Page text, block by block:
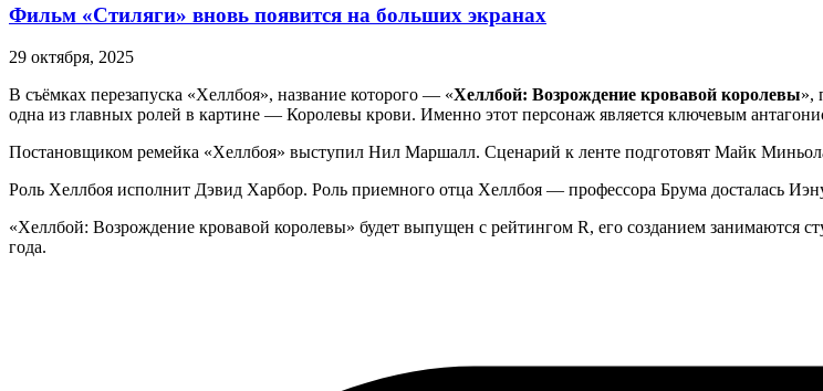
Фильм «Стиляги» вновь появится на больших экранах
29 октября, 2025
В съёмках перезапуска «Хеллбоя», название которого — «Хеллбой: Возрождение кровавой королевы»,
одна из главных ролей в картине — Королевы крови. Именно этот персонаж является ключевым
Постановщиком ремейка «Хеллбоя» выступил Нил Маршалл. Сценарий к ленте подготовят Майк
Роль Хеллбоя исполнит Дэвид Харбор. Роль приемного отца Хеллбоя — профессора Брума досталась
«Хеллбой: Возрождение кровавой королевы» будет выпущен с рейтингом R, его созданием занимаются
года.